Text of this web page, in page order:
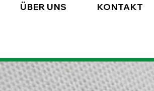
ÜBER UNS KONTAKT